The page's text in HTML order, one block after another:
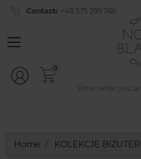
Contact: +48 575 299 766
0
Home KOLEKCJE BIŻUTERII